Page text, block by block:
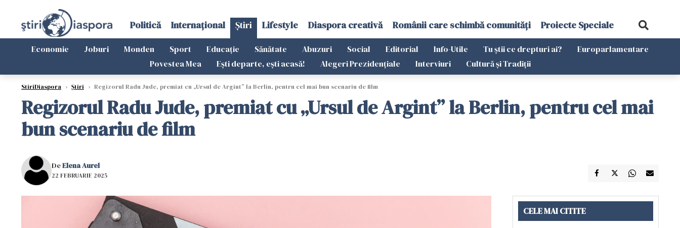
Politică Internațional Știri Lifestyle Diaspora creativă Românii care schimbă comunități Proiecte Speciale
Economie Joburi Monden Sport Educație Sănătate Abuzuri Social Editorial Info-Utile Tu știi ce drepturi ai?
Europarlamentare
Povestea Mea
Ești departe, ești acasă! Alegeri Prezidențiale Interviuri Cultură și Tradiții
StiriDiaspora › Știri › Regizorul Radu Jude, premiat cu „Ursul de Argint” la Berlin, pentru cel mai bun scenariu de film
Regizorul Radu Jude, premiat cu „Ursul de Argint” la Berlin, pentru cel mai
bun scenariu de film
DeElena Aurel
22 FEBRUARIE 2025
CELE MAI CITITE